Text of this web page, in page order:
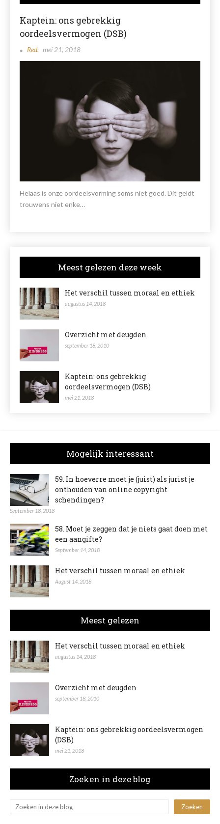
Kaptein: ons gebrekkig
oordeelsvermogen (DSB)
Red. mei 21, 2018
Helaas is onze oordeelsvorming soms niet goed. Dit geldt
trouwens niet enke…
Meest gelezen deze week
Het verschil tussen moraal en ethiek
augustus 14, 2018
Overzicht met deugden
september 18, 2010
Kaptein: ons gebrekkig
oordeelsvermogen (DSB)
mei 21, 2018
Mogelijk interessant
59. In hoeverre moet je (juist) als jurist je
onthouden van online copyright
schendingen?
September 18, 2018
58. Moet je zeggen dat je niets gaat doen met
een aangifte?
September 14, 2018
Het verschil tussen moraal en ethiek
August 14, 2018
Meest gelezen
Het verschil tussen moraal en ethiek
augustus 14, 2018
Overzicht met deugden
september 18, 2010
Kaptein: ons gebrekkig oordeelsvermogen
(DSB)
mei 21, 2018
Zoeken in deze blog